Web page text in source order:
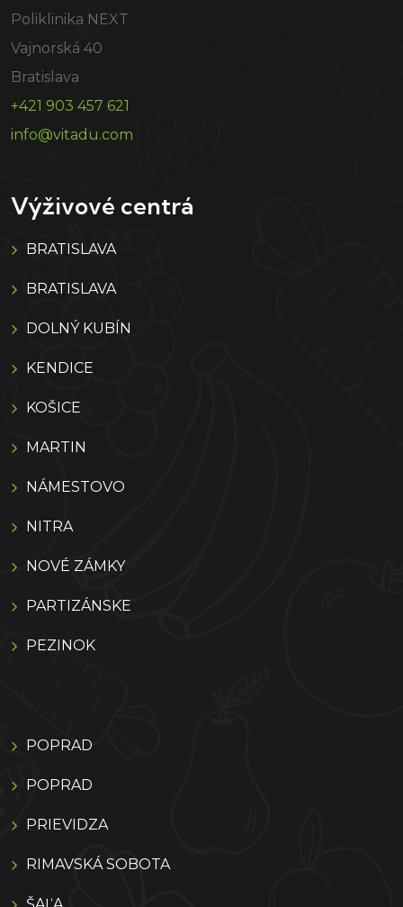
Poliklinika NEXT
Vajnorská 40
Bratislava
+421 903 457 621
info@vitadu.com
Výživové centrá
BRATISLAVA
BRATISLAVA
DOLNÝ KUBÍN
KENDICE
KOŠICE
MARTIN
NÁMESTOVO
NITRA
NOVÉ ZÁMKY
PARTIZÁNSKE
PEZINOK
POPRAD
POPRAD
PRIEVIDZA
RIMAVSKÁ SOBOTA
ŠAĽA